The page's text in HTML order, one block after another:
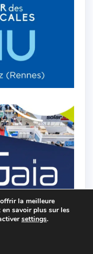
la meilleure
en savoir plus sur les
settings.